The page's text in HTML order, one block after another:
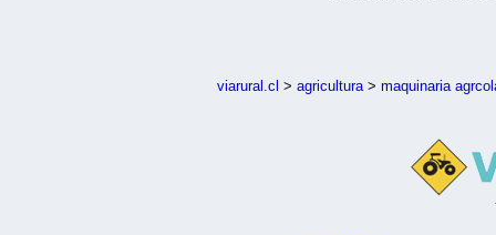
viarural.cl > agricultura> maquinaria